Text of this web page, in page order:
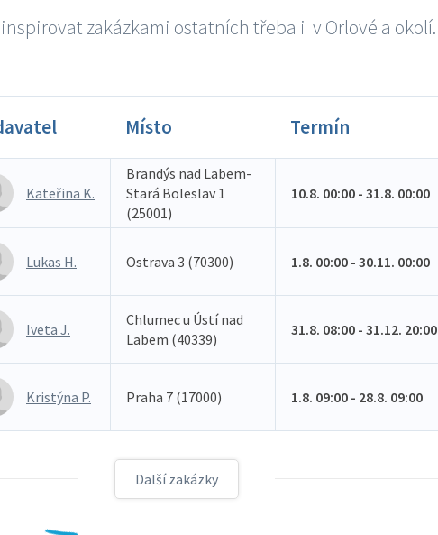
zakázkami ostatních třeba i v Orlové a okolí.
Místo Termín
Kateřina K.
Brandýs nad Labem-
Stará Boleslav 1
(25001)
10.8. 00:00 - 31.8. 00:00
Lukas H. Ostrava 3 (70300) 1.8. 00:00 - 30.11. 00:00
Iveta J.
Chlumec u Ústí nad
Labem (40339)
31.8. 08:00 - 31.12. 20:00
Kristýna P. Praha 7 (17000) 1.8. 09:00 - 28.8. 09:00
Další zakázky